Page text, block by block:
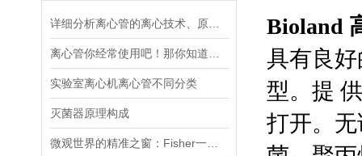
实验室离心机离心管不同分类
灭菌器原理构成
Bioland
具有良
型。提
打开。